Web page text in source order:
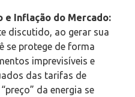
e Inflação do Mercado:
discutido, ao gerar sua
se protege de forma
imprevisíveis e
das tarifas de
da energia se